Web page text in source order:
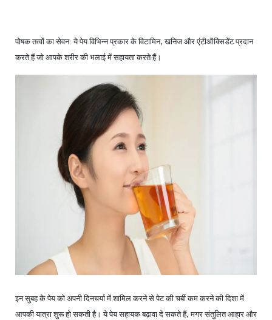
पोषक तत्वों का सेवन: ये पेय विभिन्न प्रकार के विटामिन,खनिज और एंटीऑक्सिडेंट प्रदान
करते हैं जो आपके शरीर की भलाई में सहायता करते हैं।
इन सुबह के पेय को अपनी दिनचर्या में शामिल करने से पेट की चर्बी कम करने की दिशा में
आपकी यात्रा शुरू हो सकती है। ये पेय सहायक बढ़ावा दे सकते हैं,मगर संतुलित आहार और